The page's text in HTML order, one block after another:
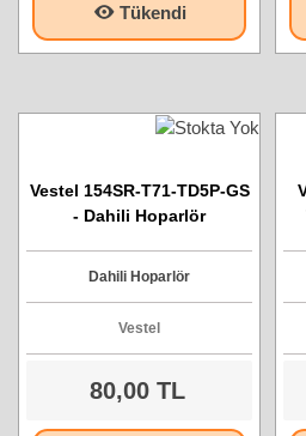
Tükendi
Vestel 154SR-T71-TD5P-GS
- Dahili Hoparlör
Dahili Hoparlör
Vestel
80,00 TL